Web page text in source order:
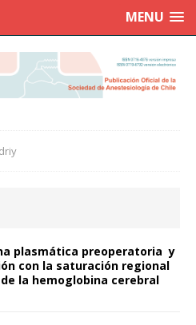
MENU
plasmática preoperatoria y
con la saturación regional
la hemoglobina cerebral